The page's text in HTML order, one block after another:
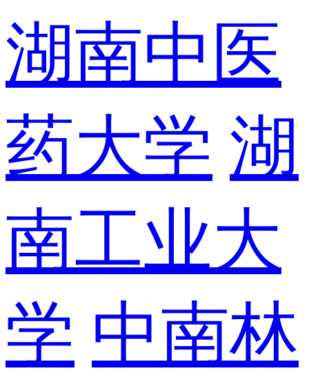
湖南中医
药大学 湖
南工业大
学 中南林